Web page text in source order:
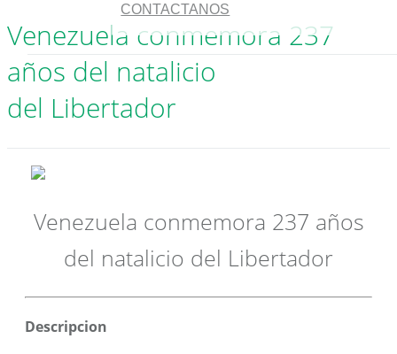
CONTACTANOS
Venezuela conmemora 237
años del natalicio
del Libertador
Venezuela conmemora 237 años
del natalicio del Libertador
Descripcion